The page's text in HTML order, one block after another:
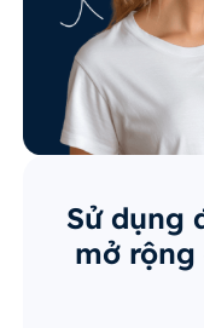
Sử dụng
mở